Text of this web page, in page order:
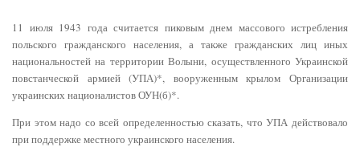
11 июля 1943 года считается пиковым днем массового истребления
польского гражданского населения, а также гражданских лиц иных
национальностей на территории Волыни, осуществленного Украинской
повстанческой армией (УПА)*, вооруженным крылом Организации
украинских националистов ОУН(б)*.
При этом надо со всей определенностью сказать, что УПА действовало
при поддержке местного украинского населения.